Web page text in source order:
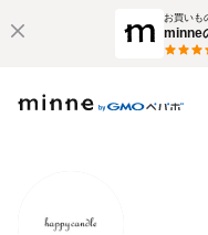
お買いも
minne